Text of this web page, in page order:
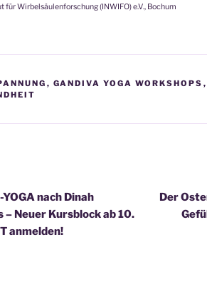
für Wirbelsäulenforschung (INWIFO) e.V., Bochum
, GANDIVA YOGA WORKSHOPS ,
YOGA nach Dinah
– Neuer Kursblock ab 10.
anmelden!
Der